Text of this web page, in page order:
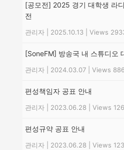
[공모전] 2025 경기 대학생 라
전
관리자 2025.10.13 Views
[SoneFM] 방송국 내 스튜디오
관리자 2024.03.07 Views
편성책임자 공표 안내
관리자 2023.06.28 Views
편성규약 공표 안내
관리자 2023.06.28 Views